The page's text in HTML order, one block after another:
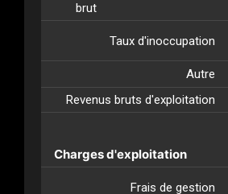
brut
Taux d'inoccupation
Autre
Revenus bruts d'exploitation
Charges d'exploitation
Frais de gestion